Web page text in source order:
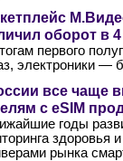
оборот в 4
первого
электроники —
все чаще
с eSIM
годы
здоровья
рынка